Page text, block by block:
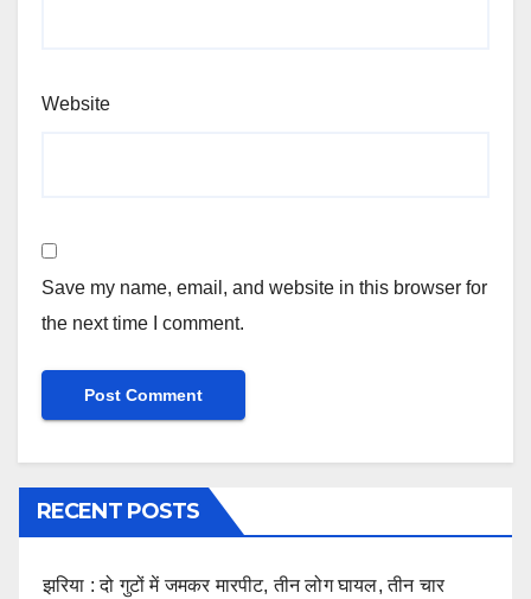
Website
Save my name, email, and website in this browser for
the next time I comment.
RECENT POSTS
झरिया : दो गुटों में जमकर मारपीट, तीन लोग घायल, तीन चार